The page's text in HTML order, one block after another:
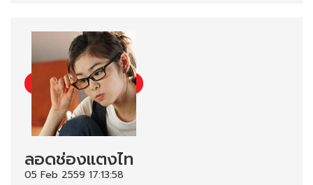
ลอดช่องแตงไท
05 Feb 2559 17:13:58